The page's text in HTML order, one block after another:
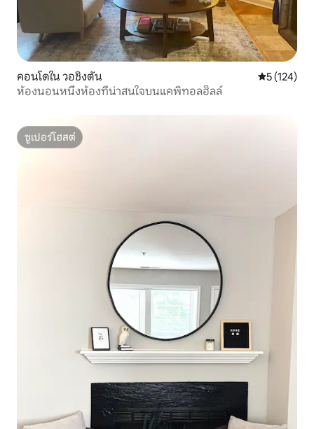
คอนโดใน วอชิงตัน คะแนนเฉลี่ย
5 (124)
ห้องนอนหนึ่งห้องที่น่าสนใจบนแคพิทอลฮิลล์
ซูเปอร์โฮสต์
ซูเปอร์โฮสต์